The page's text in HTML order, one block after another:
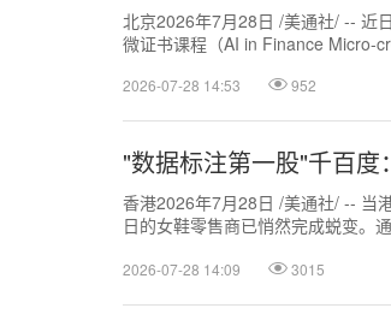
北京2026年7月28日 /美通社/ -- 近
微证书课程（AI in Finance Micro-
2026-07-28 14:53 952
"数据标注第一股"千百
香港2026年7月28日 /美通社/ -- 当
日的女鞋零售商已悄然完成蜕变。
2026-07-28 14:09 3015